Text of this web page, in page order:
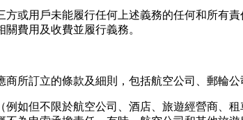
或⽤⼾未能履⾏任何上述義務的任何和所有
費⽤及收費並履⾏義務。
所訂立的條款及細則，包括航空公司、郵輪
如但不限於航空公司、酒店、旅遊經營商、